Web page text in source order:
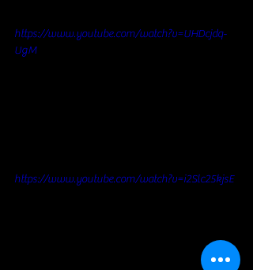
https://www.youtube.com/watch?v=UHDcjdq-
UgM
https://www.youtube.com/watch?v=i2Slc25kjsE